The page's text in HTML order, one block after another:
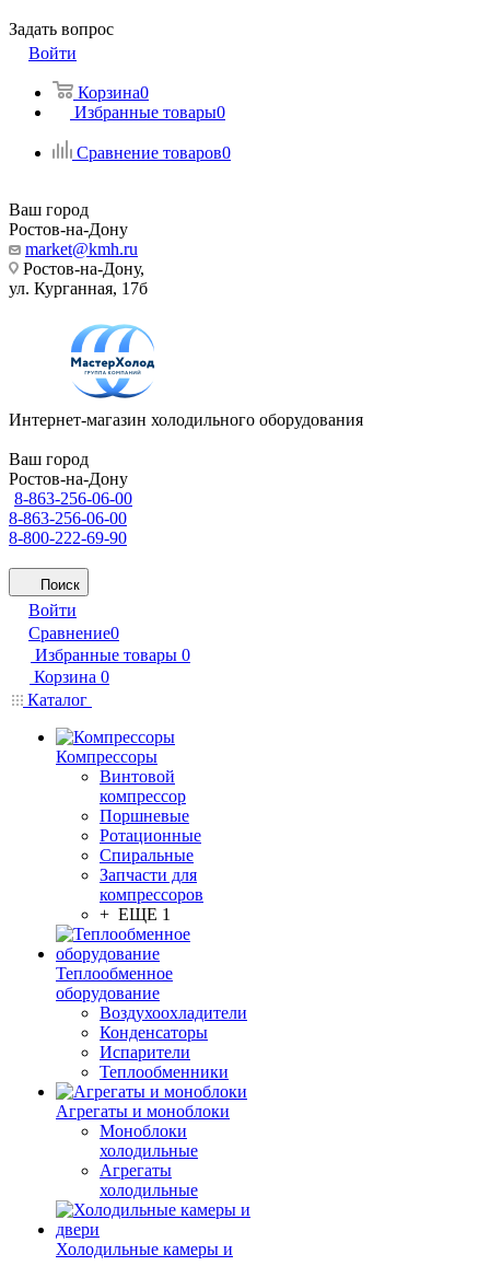
Задать вопрос
Войти
Корзина0
Избранные товары0
Сравнение товаров0
Ваш город
Ростов-на-Дону
market@kmh.ru
Ростов-на-Дону,
ул. Курганная, 17б
Интернет-магазин холодильного оборудования
Ваш город
Ростов-на-Дону
8-863-256-06-00
8-863-256-06-00
8-800-222-69-90
Поиск
Войти
Сравнение0
Избранные товары 0
Корзина 0
Каталог
Компрессоры
Винтовой
компрессор
Поршневые
Ротационные
Спиральные
Запчасти для
компрессоров
+ ЕЩЕ 1
Теплообменное
оборудование
Воздухоохладители
Конденсаторы
Испарители
Теплообменники
Агрегаты и моноблоки
Моноблоки
холодильные
Агрегаты
холодильные
Холодильные камеры и